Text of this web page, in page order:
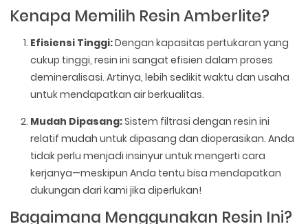
Kenapa Memilih Resin Amberlite?
Efisiensi Tinggi:Dengan kapasitas pertukaran yang
cukup tinggi, resin ini sangat efisien dalam proses
demineralisasi. Artinya, lebih sedikit waktu dan usaha
untuk mendapatkan air berkualitas.
Mudah Dipasang:Sistem filtrasi dengan resin ini
relatif mudah untuk dipasang dan dioperasikan. Anda
tidak perlu menjadi insinyur untuk mengerti cara
kerjanya—meskipun Anda tentu bisa mendapatkan
dukungan dari kami jika diperlukan!
Bagaimana Menggunakan Resin Ini?